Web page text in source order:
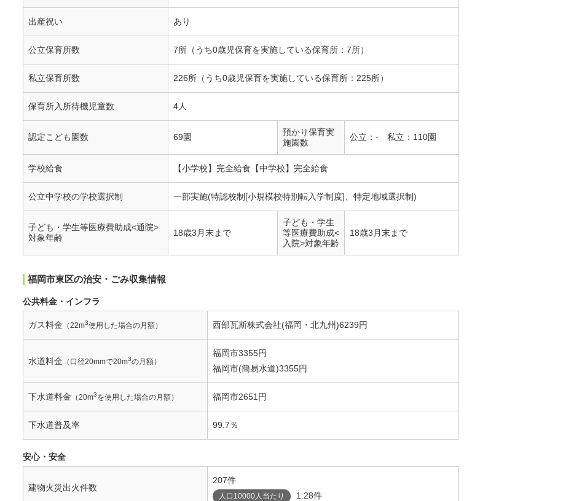
出産祝い あり
公立保育所数 7所（うち0歳児保育を実施している保育所：7所）
私立保育所数 226所（うち0歳児保育を実施している保育所：225所）
保育所入所待機児童数 4人
認定こども園数 69園
預かり保育実
施園数
公立：- 私立：110園
学校給食 【小学校】完全給食【中学校】完全給食
公立中学校の学校選択制 一部実施(特認校制[小規模校特別転入学制度]、特定地域選択制)
子ども・学生等医療費助成<通院>
対象年齢
18歳3月末まで
子ども・学生
等医療費助成<
入院>対象年齢
18歳3月末まで
福岡市東区の治安・ごみ収集情報
公共料金・インフラ
ガス料金 （22m3使用した場合の月額） 西部瓦斯株式会社(福岡・北九州)6239円
水道料金 （口径20mmで20m3の月額）
福岡市3355円
福岡市(簡易水道)3355円
下水道料金 （20m3を使用した場合の月額） 福岡市2651円
下水道普及率 99.7％
安心・安全
建物火災出火件数
207件
人口10000人当たり 1.28件